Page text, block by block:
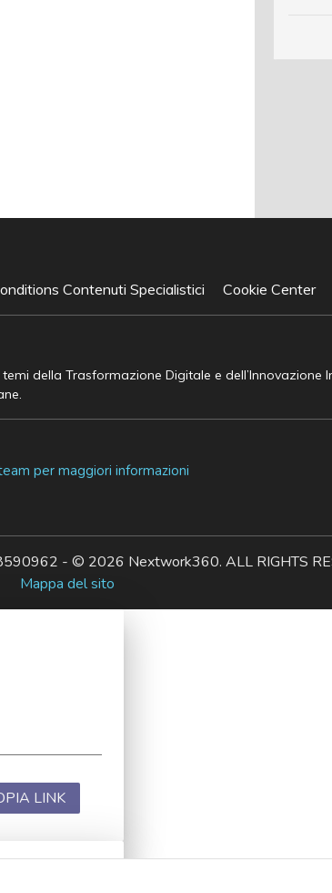
Contenuti Specialistici Cookie Center
della Trasformazione Digitale e dell’Innovazione
per maggiori informazioni
- © 2026 Nextwork360. ALL RIGHTS
Mappa del sito
LINK